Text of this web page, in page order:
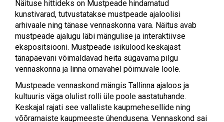
Näituse hittideks on Mustpeade hindamatud
kunstivarad, tutvustatakse mustpeade ajaloolisi
arhivaale ning tänase vennaskonna vara. Näitus avab
mustpeade ajalugu läbi mängulise ja interaktiivse
ekspositsiooni. Mustpeade isikulood keskajast
tänapäevani võimaldavad heita sügavama pilgu
vennaskonna ja linna omavahel põimuvale loole.
Mustpeade vennaskond mängis Tallinna ajaloos ja
kultuuris väga olulist rolli üle poole aastatuhande.
Keskajal rajati see vallaliste kaupmehesellide ning
võõramaiste kaupmeeste ühendusena. Vennaskond sai